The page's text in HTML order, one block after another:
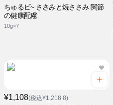
ちゅるビ~ ささみと焼ささみ 関節
の健康配慮
10g×7
¥1,108(税込¥1,218.8)